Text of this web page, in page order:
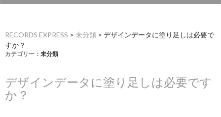
RECORDS EXPRESS > 未分類 > デザインデータに塗り足しは必要で
すか？
カテゴリー： 未分類
デザインデータに塗り足しは必要です
か？